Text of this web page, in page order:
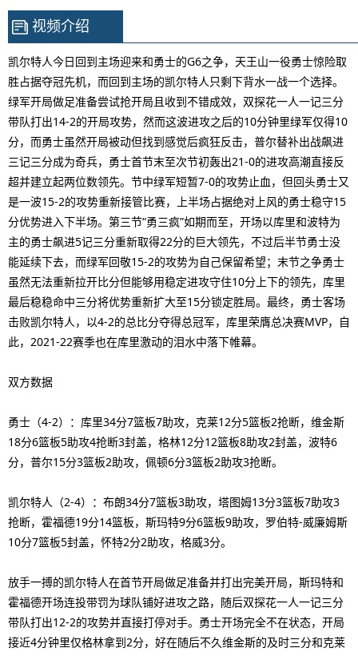
视频介绍
凯尔特人今日回到主场迎来和勇士的G6之争，天王山一役勇士惊险取
胜占据夺冠先机，而回到主场的凯尔特人只剩下背水一战一个选择。
绿军开局做足准备尝试抢开局且收到不错成效，双探花一人一记三分
带队打出14-2的开局攻势，然而这波进攻之后的10分钟里绿军仅得10
分，而勇士虽然开局被动但找到感觉后疯狂反击，普尔替补出战飙进
三记三分成为奇兵，勇士首节末至次节初轰出21-0的进攻高潮直接反
超并建立起两位数领先。节中绿军短暂7-0的攻势止血，但回头勇士又
是一波15-2的攻势重新接管比赛，上半场占据绝对上风的勇士稳守15
分优势进入下半场。第三节“勇三疯”如期而至，开场以库里和波特为
主的勇士飙进5记三分重新取得22分的巨大领先，不过后半节勇士没
能延续下去，而绿军回敬15-2的攻势为自己保留希望；末节之争勇士
虽然无法重新拉开比分但能够用稳定进攻守住10分上下的领先，库里
最后稳稳命中三分将优势重新扩大至15分锁定胜局。最终，勇士客场
击败凯尔特人，以4-2的总比分夺得总冠军，库里荣膺总决赛MVP，自
此，2021-22赛季也在库里激动的泪水中落下帷幕。
双方数据
勇士（4-2）：库里34分7篮板7助攻，克莱12分5篮板2抢断，维金斯
18分6篮板5助攻4抢断3封盖，格林12分12篮板8助攻2封盖，波特6
分，普尔15分3篮板2助攻，佩顿6分3篮板2助攻3抢断。
凯尔特人（2-4）：布朗34分7篮板3助攻，塔图姆13分3篮板7助攻3
抢断，霍福德19分14篮板，斯玛特9分6篮板9助攻，罗伯特-威廉姆斯
10分7篮板5封盖，怀特2分2助攻，格威3分。
放手一搏的凯尔特人在首节开局做足准备并打出完美开局，斯玛特和
霍福德开场连投带罚为球队铺好进攻之路，随后双探花一人一记三分
带队打出12-2的攻势并直接打停对手。勇士开场完全不在状态，开局
接近4分钟里仅格林拿到2分，好在随后不久维金斯的及时三分和克莱